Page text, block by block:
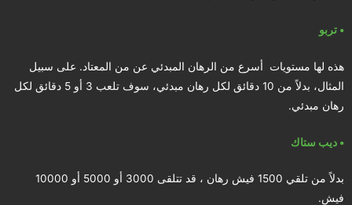
• تربو
هذه لها مستويات أسرع من الرهان المبدئي عن من المعتاد. على سبيل
المثال، بدلاً من 10 دقائق لكل رهان مبدئي، سوف تلعب 3 أو 5 دقائق لكل
رهان مبدئي.
• ديب ستاك
بدلاً من تلقي 1500 فيش رهان ، قد تتلقى 3000 أو 5000 أو 10000
فيش.